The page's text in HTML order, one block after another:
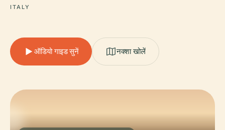
ITALY
ऑडियो गाइड सुनें नक्शा खोलें